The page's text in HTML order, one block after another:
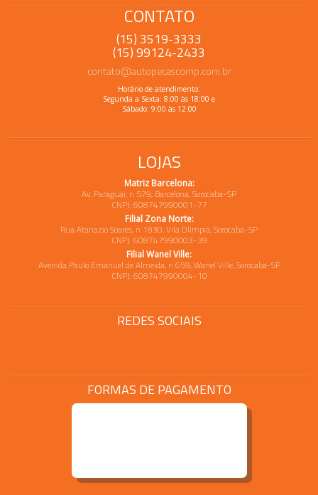
CONTATO
(15) 3519-3333
(15) 99124-2433
contato@autopecascomp.com.br
Horário de atendimento:
Segunda a Sexta: 8:00 às 18:00 e
Sábado: 9:00 às 12:00
LOJAS
Matriz Barcelona:
Av. Paraguai, n 579, Barcelona, Sorocaba-SP
CNPJ: 608747990001-77
Filial Zona Norte:
Rua Atanazio Soares, n 1830, Vila Olimpia, Sorocaba-SP
CNPJ: 608747990003-39
Filial Wanel Ville:
Avenida Paulo Emanuel de Almeida, n 659, Wanel Ville, Sorocaba-SP
CNPJ: 608747990004-10
REDES SOCIAIS
FORMAS DE PAGAMENTO